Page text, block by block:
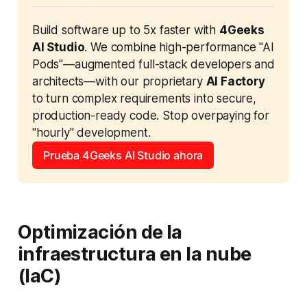
Build software up to 5x faster with 4Geeks
AI Studio. We combine high-performance "AI
Pods"—augmented full-stack developers and
architects—with our proprietary AI Factory
to turn complex requirements into secure,
production-ready code. Stop overpaying for
"hourly" development.
Prueba 4Geeks AI Studio ahora
Optimización de la
infraestructura en la nube
(IaC)